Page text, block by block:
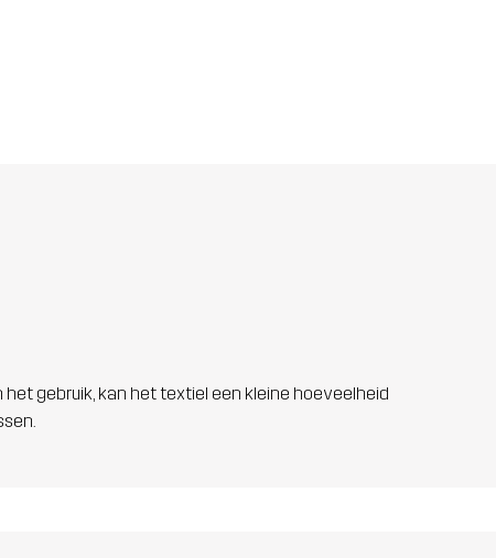
gebruik, kan het textiel een kleine hoeveelheid